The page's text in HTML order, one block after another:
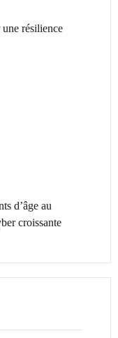
résilience
d’âge au
croissante